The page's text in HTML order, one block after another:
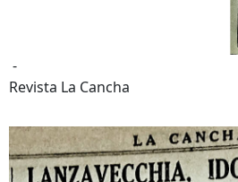
-
Revista La Cancha